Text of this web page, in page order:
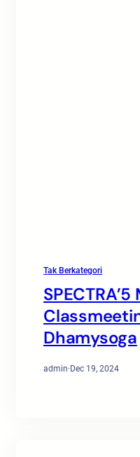
Tak Berkategori
Dhamysoga
admin·Dec 19, 2024